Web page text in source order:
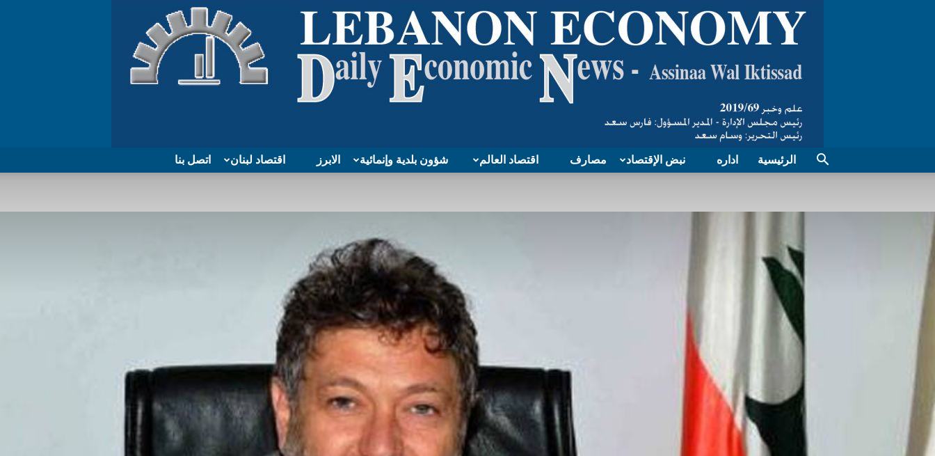
Economy
اتصل بنا اقتصاد لبنان الابرز شؤون بلدية وإنمائية اقتصاد العالم مصارف نبض الإقتصاد اداره الرئيسية